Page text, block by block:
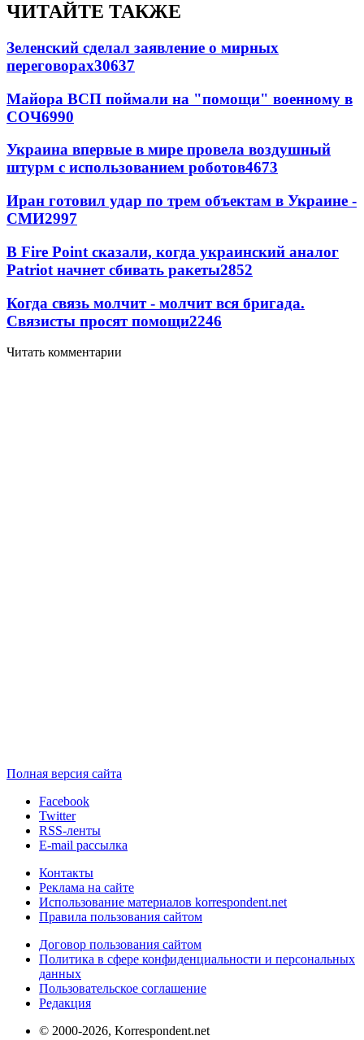
ЧИТАЙТЕ ТАКЖЕ
Зеленский сделал заявление о мирных
переговорах30637
Майора ВСП поймали на "помощи" военному в
СОЧ6990
Украина впервые в мире провела воздушный
штурм с использованием роботов4673
Иран готовил удар по трем объектам в Украине -
СМИ2997
В Fire Point сказали, когда украинский аналог
Patriot начнет сбивать ракеты2852
Когда связь молчит - молчит вся бригада.
Связисты просят помощи2246
Читать комментарии
Полная версия сайта
Facebook
Twitter
RSS-ленты
E-mail рассылка
Контакты
Реклама на сайте
Использование материалов korrespondent.net
Правила пользования сайтом
Договор пользования сайтом
Политика в сфере конфиденциальности и персональных
данных
Пользовательское соглашение
Редакция
© 2000-2026, Korrespondent.net